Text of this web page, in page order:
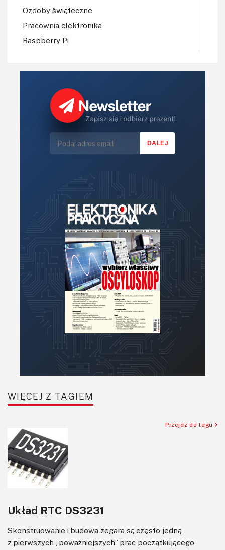
Ozdoby świąteczne
Pracownia elektronika
Raspberry Pi
Robotyka
Sterowniki silników
Technika μP, μC, PLD
Termometry i termostaty
WIĘCEJ Z TAGIEM
Przejdź do tagu
Układ RTC DS3231
Skonstruowanie i budowa zegara są często jedną
z pierwszych „poważniejszych” prac początkującego